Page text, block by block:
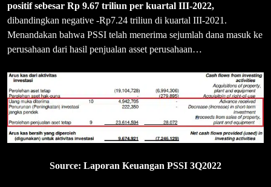
positif sebesar Rp 9.67 triliun per kuartal III-2022,
dibandingkan negative -Rp7.24 triliun di kuartal III-2021.
Menandakan bahwa PSSI telah menerima sejumlah dana masuk ke
perusahaan dari hasil penjualan asset perusahaan…
Source: Laporan Keuangan PSSI 3Q2022